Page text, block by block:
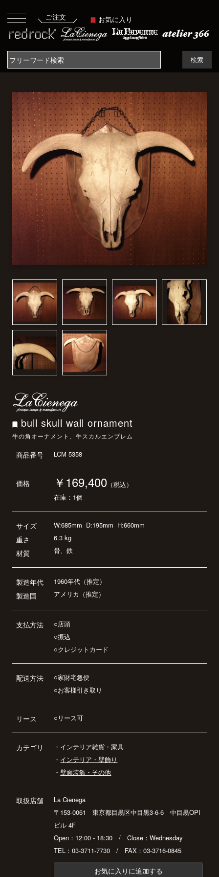
ご注文 お気に入り
検索
bull skull wall ornament
牛の角オーナメント、牛スカルエンブレム
商品番号 LCM 5358
価格 ￥169,400 （税込）
在庫：1個
サイズ
重さ
材質
W:685mm D:195mm H:660mm
6.3 kg
骨、鉄
製造年代
製造国
1960年代（推定）
アメリカ（推定）
支払方法
○店頭
○振込
○クレジットカード
配送方法
○家財宅急便
○お客様引き取り
リース ○リース可
カテゴリ ・ インテリア雑貨・家具
・ インテリア・壁飾り
・壁面装飾・その他
取扱店舗
La Cienega
〒153-0061 東京都目黒区中目黒3-6-6 中目黒OPI
ビル 4F
Open：12:00 - 18:30 / Close：Wednesday
TEL：03-3711-7730 / FAX：03-3716-0845
お気に入りに追加する